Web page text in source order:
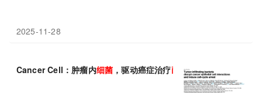
2025-11-28
Cancer Cell：肿瘤内细菌 ，驱动癌症治疗耐药性